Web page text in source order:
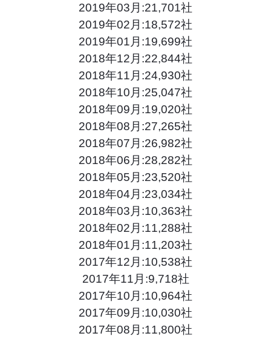
2019年03月:21,701社
2019年02月:18,572社
2019年01月:19,699社
2018年12月:22,844社
2018年11月:24,930社
2018年10月:25,047社
2018年09月:19,020社
2018年08月:27,265社
2018年07月:26,982社
2018年06月:28,282社
2018年05月:23,520社
2018年04月:23,034社
2018年03月:10,363社
2018年02月:11,288社
2018年01月:11,203社
2017年12月:10,538社
2017年11月:9,718社
2017年10月:10,964社
2017年09月:10,030社
2017年08月:11,800社